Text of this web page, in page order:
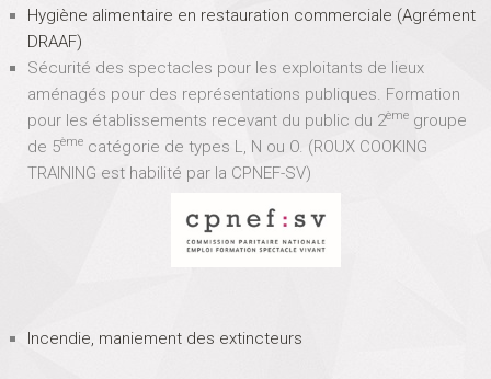
Hygiène alimentaire en restauration commerciale (Agrément
DRAAF)
Sécurité des spectacles pour les exploitants de lieux
aménagés pour des représentations publiques. Formation
pour les établissements recevant du public du 2èmegroupe
de 5èmecatégorie de types L, N ou O. (ROUX COOKING
TRAINING est habilité par la CPNEF-SV)
Incendie, maniement des extincteurs